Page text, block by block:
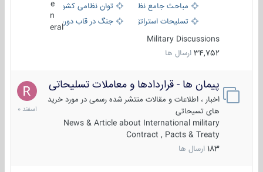
مباحث جامع نظامی
توان نظامی کشورها
تسلیحات استراتژیک
جنگ در قاب دوربین
eral
Military Discussions
34,752 ارسال ها
پیمان ها - قراردادها و معاملات تسلیحاتی
اخبار ، اطلاعات و مقالات منتشر شده رسمی در مورد خرید
های تسیحاتی
News & Article about International military
Contract , Pacts & Treaty
183 ارسال ها
7
اسفند
1400